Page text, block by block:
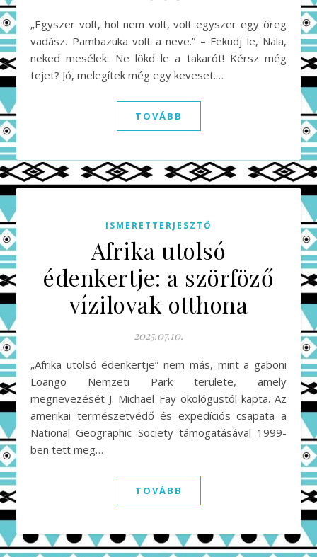
„Egyszer volt, hol nem volt, volt egyszer egy öreg
vadász. Pambazuka volt a neve.” – Feküdj le, Nala,
neked mesélek. Ne lökd le a takarót! Kérsz még
tejet? Jó, melegítek még egy keveset.…
TOVÁBB
ISMERETTERJESZTŐ
Afrika utolsó
édenkertje: a szörföző
vízilovak otthona
2025.07.10.
„Afrika utolsó édenkertje” nem más, mint a gaboni
Loango Nemzeti Park területe, amely
megnevezését J. Michael Fay ökológustól kapta. Az
amerikai természetvédő és expedíciós csapata a
National Geographic Society támogatásával 1999-
ben tett meg…
TOVÁBB